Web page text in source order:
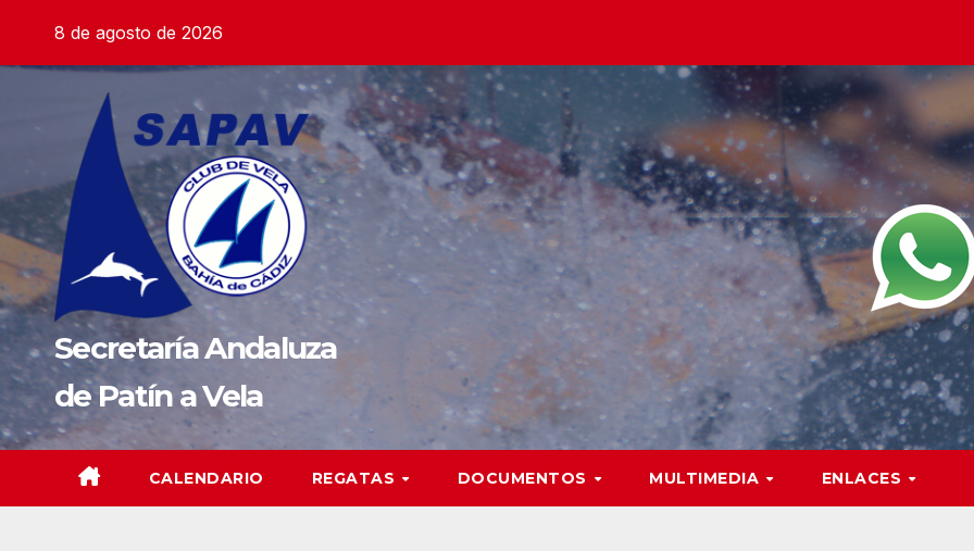
8 de agosto de 2026
Secretaría Andaluza
de Patín a Vela
CALENDARIO REGATAS DOCUMENTOS MULTIMEDIA ENLACES